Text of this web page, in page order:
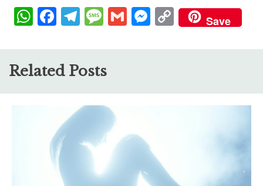
WhatsApp
Facebook
Telegram
Message
GmailMessenger
Copy
Link
Save
Related Posts